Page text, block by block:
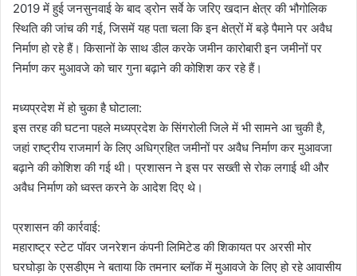
2019 में हुई जनसुनवाई के बाद ड्रोन सर्वे के जरिए खदान क्षेत्र की भौगोलिक
स्थिति की जांच की गई, जिसमें यह पता चला कि इन क्षेत्रों में बड़े पैमाने पर अवैध
निर्माण हो रहे हैं। किसानों के साथ डील करके जमीन कारोबारी इन जमीनों पर
निर्माण कर मुआवजे को चार गुना बढ़ाने की कोशिश कर रहे हैं।
मध्यप्रदेश में हो चुका है घोटाला:
इस तरह की घटना पहले मध्यप्रदेश के सिंगरोली जिले में भी सामने आ चुकी है,
जहां राष्ट्रीय राजमार्ग के लिए अधिग्रहित जमीनों पर अवैध निर्माण कर मुआवजा
बढ़ाने की कोशिश की गई थी। प्रशासन ने इस पर सख्ती से रोक लगाई थी और
अवैध निर्माण को ध्वस्त करने के आदेश दिए थे।
प्रशासन की कार्रवाई:
महाराष्ट्र स्टेट पॉवर जनरेशन कंपनी लिमिटेड की शिकायत पर अरसी मोर
घरघोड़ा के एसडीएम ने बताया कि तमनार ब्लॉक में मुआवजे के लिए हो रहे आवासीय